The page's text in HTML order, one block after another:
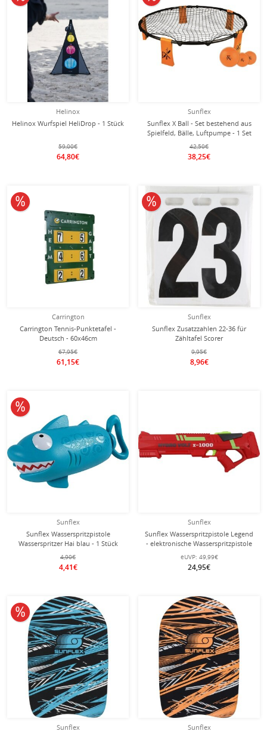
Helinox
Helinox Wurfspiel HeliDrop - 1 Stück
59,00€
64,80€
Sunflex
Sunflex X Ball - Set bestehend aus
Spielfeld, Bälle, Luftpumpe - 1 Set
42,50€
38,25€
Carrington
Carrington Tennis-Punktetafel -
Deutsch - 60x46cm
67,95€
61,15€
10% reduziert
Sunflex
Sunflex Zusatzzahlen 22-36 für
Zähltafel Scorer
9,95€
8,96€
10% reduziert
Sunflex
Sunflex Wasserspritzpistole
Wasserspritzer Hai blau - 1 Stück
4,90€
4,41€
10% reduziert
Sunflex
Sunflex Wasserspritzpistole Legend
- elektronische Wasserspritzpistole
700ml mit Akku (ca. 25 min.) - rot - 1
Stück
eUVP: 49,99€
24,95€
Sunflex
10% reduziert
Sunflex